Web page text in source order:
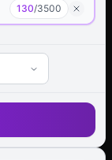
130/3500